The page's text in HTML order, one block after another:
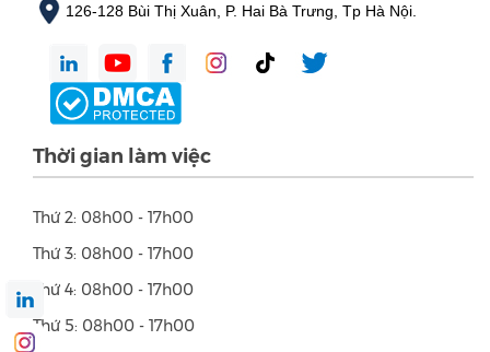
126-128 Bùi Thị Xuân, P. Hai Bà Trưng, Tp Hà Nội.
Thời gian làm việc
Thứ 2: 08h00 - 17h00
Thứ 3: 08h00 - 17h00
Thứ 4: 08h00 - 17h00
Thứ 5: 08h00 - 17h00